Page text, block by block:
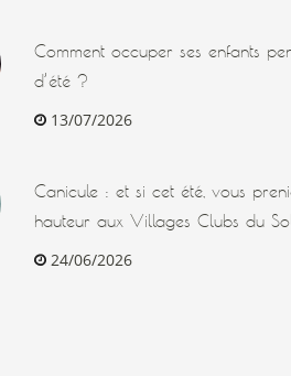
Comment occuper ses enfants
d’été ?
13/07/2026
Canicule : et si cet été, vous
hauteur aux Villages Clubs du
24/06/2026